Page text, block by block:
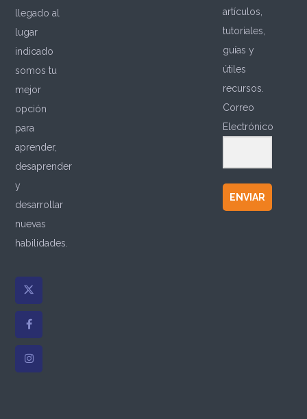
llegado al
lugar
indicado
somos tu
mejor
opción
para
aprender,
desaprender
y
desarrollar
nuevas
habilidades.
artículos,
tutoriales,
guías y
útiles
recursos.
Correo
Electrónico
ENVIAR